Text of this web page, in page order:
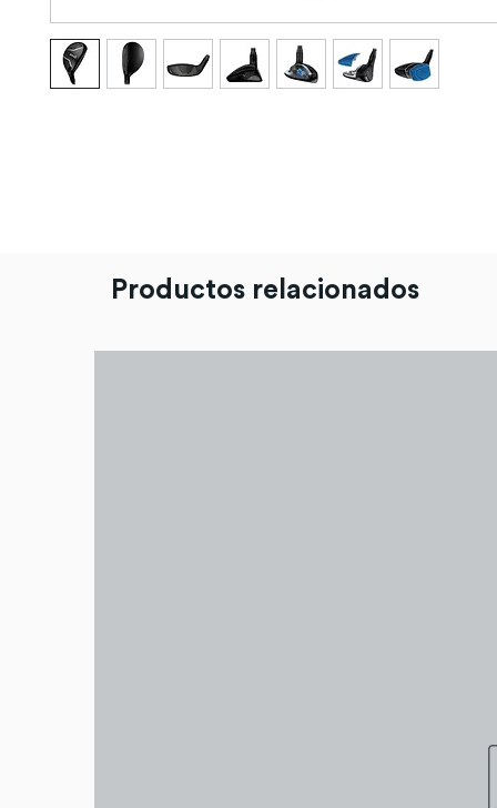
Productos relacionados